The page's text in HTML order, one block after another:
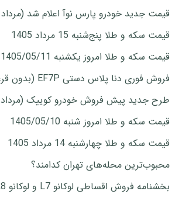
قیمت جدید خودرو پارس نوآ اعلام شد (مرداد 1405)
قیمت سکه و طلا پنج‌شنبه 15 مرداد 1405
قیمت سکه و طلا امروز یکشنبه 1405/05/11
فروش فوری دنا پلاس دستی EF7P (بدون قرعه کشی)
طرح جدید پیش فروش خودرو کوییک (مرداد 1405)
قیمت سکه و طلا امروز شنبه 1405/05/10
قیمت سکه و طلا چهارشنبه 14 مرداد 1405
محبوب‌ترین محله‌های تهران کدامند؟
بخشنامه فروش اقساطی لوکانو L7 و لوکانو L8 (مرداد 1405)